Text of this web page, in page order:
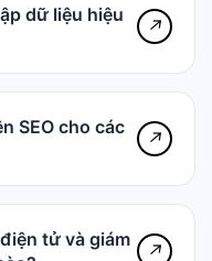
dữ liệu hiệu
↗
SEO cho các
↗
tử và giám
↗